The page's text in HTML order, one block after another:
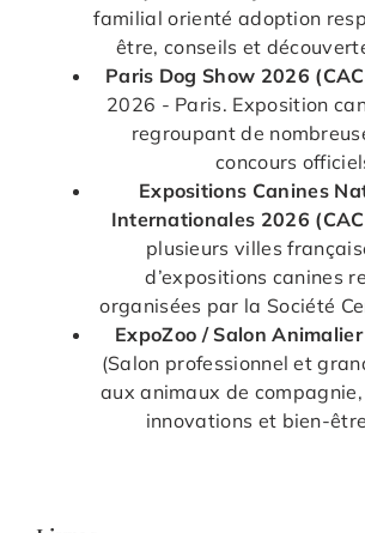
familial orienté adoption
être, conseils et
Paris Dog Show 2026
2026 - Paris. Exposition
regroupant de
concours
Expositions Canines
Internationales 2026
plusieurs villes
d’expositions canines
organisées par la Société
ExpoZoo / Salon
(Salon professionnel et
aux animaux de
innovations et bien-